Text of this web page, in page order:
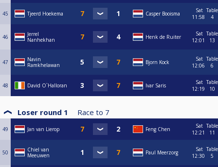
45 Tjeerd Hoekema Casper Booisma
Sat
11:58
Table
4
46
Jerrel
Nanhekhan
Henk de Ruiter
Sat
12:01
Table
13
47
Navin
Ramkhelawan
Bjorn Kock
Sat
12:06
Table
6
48 David O`Halloran Ivar Saris
Sat
12:19
Table
10
Loser round 1 Race to 7
49 Jan van Lierop Feng Chen
Sat
12:21
Table
11
50
Chiel van
Meeuwen
Paul Meerzorg
Sat
12:30
Table
5